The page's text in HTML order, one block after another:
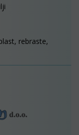
rebraste,